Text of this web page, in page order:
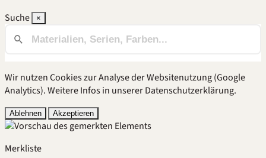
Suche ×
Wir nutzen Cookies zur Analyse der Websitenutzung (Google
Analytics). Weitere Infos in unsererDatenschutzerklärung.
Ablehnen Akzeptieren
Merkliste